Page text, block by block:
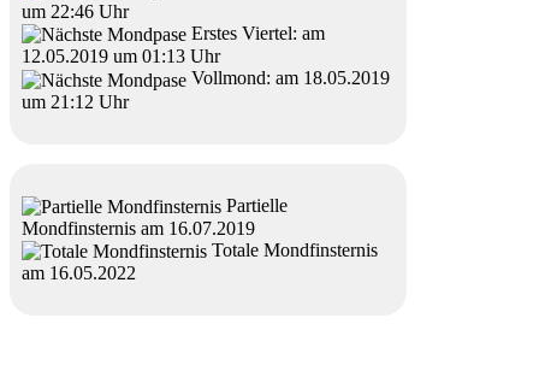
um 22:46 Uhr
Erstes Viertel: am
12.05.2019 um 01:13 Uhr
Vollmond: am 18.05.2019
um 21:12 Uhr
Partielle
Mondfinsternis am 16.07.2019
Totale Mondfinsternis
am 16.05.2022